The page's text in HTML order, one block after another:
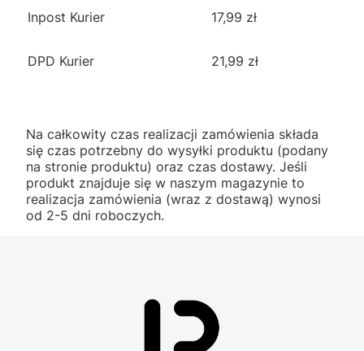
Inpost Kurier 17,99 zł
DPD Kurier 21,99 zł
Na całkowity czas realizacji zamówienia składa
się czas potrzebny do wysyłki produktu (podany
na stronie produktu) oraz czas dostawy. Jeśli
produkt znajduje się w naszym magazynie to
realizacja zamówienia (wraz z dostawą) wynosi
od 2-5 dni roboczych.